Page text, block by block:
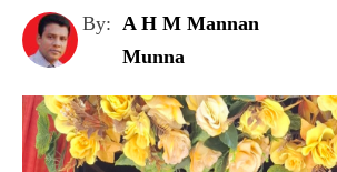
By: A H M Mannan
Munna